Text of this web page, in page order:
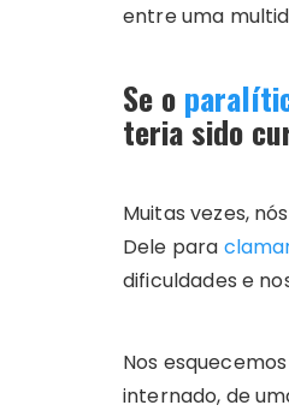
entre uma
Se o
teria sido
Muitas vezes,
Dele para
dificuldades e
Nos
internado, de